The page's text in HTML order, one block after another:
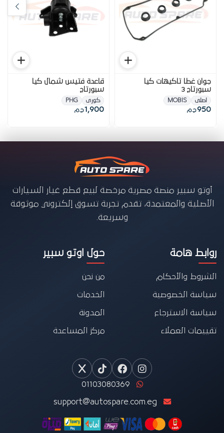
جوان غطا تاكيهات كيا
سبورتاج 3
اصلى MOBIS
950ج.م
قاعدة فتيس شمال كيا
سبورتاج
كورى PHG
1,900ج.م
أوتو سبير منصة مصرية مرخصة لبيع قطع غيار السيارات
الأصلية والمعتمدة، تقدم تجربة تسوق إلكتروني موثوقة
وسريعة.
روابط هامة
الشروط والأحكام
سياسة الخصوصية
سياسة الاسترجاع
تقييمات العملاء
حول اوتو سبير
من نحن
الخدمات
المدونة
مركز المساعدة